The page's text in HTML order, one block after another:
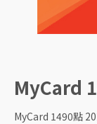
MyCard
MyCard 1490點